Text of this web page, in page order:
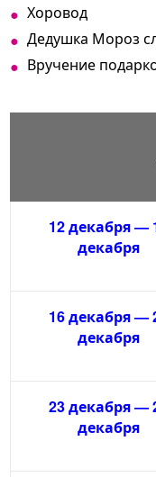
Хоровод
Дедушка Мороз
Вручение
12 декабря —
декабря
16 декабря —
декабря
23 декабря —
декабря